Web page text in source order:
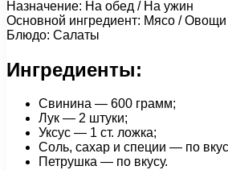
Назначение: На обед / На ужин
Основной ингредиент: Мясо /
Блюдо: Салаты
Ингредиенты:
Свинина — 600 грамм;
Лук — 2 штуки;
Уксус — 1 ст. ложка;
Соль, сахар и специи — по
Петрушка — по вкусу.